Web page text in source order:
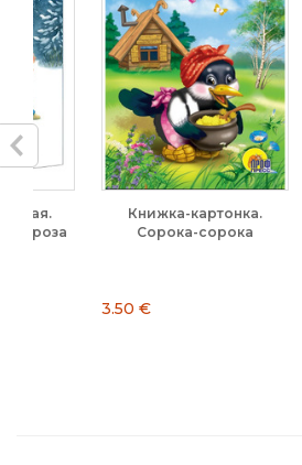
картонка.
сорока
Ремиш. Про Миру и
Гошу. Вместе узнаём
7.90 €